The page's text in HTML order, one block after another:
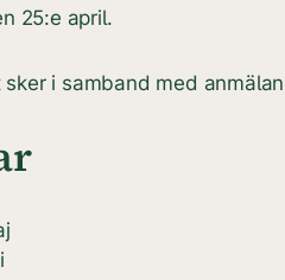
25:e april.
i samband med